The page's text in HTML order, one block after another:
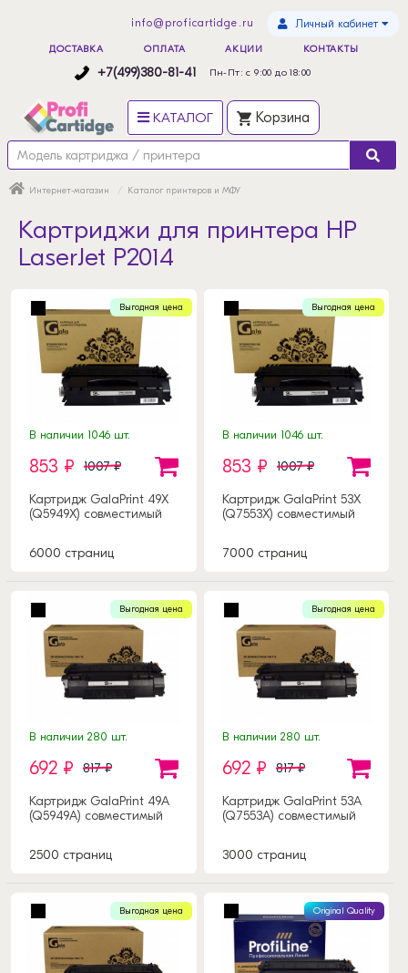
info@proficartidge.ru Личный кабинет
ДОСТАВКА ОПЛАТА АКЦИИ КОНТАКТЫ
+7(499)380-81-41 Пн-Пт: с 9:00 до 18:00
КАТАЛОГ Корзина
Интернет-магазин Каталог принтеров и МФУ
Картриджи для принтера HP
LaserJet P2014
Выгодная цена
В наличии 1046 шт.
853 ₽ 1007 ₽
Картридж GalaPrint 49X
(Q5949X) совместимый
6000 страниц
Выгодная цена
В наличии 1046 шт.
853 ₽ 1007 ₽
Картридж GalaPrint 53X
(Q7553X) совместимый
7000 страниц
Выгодная цена
В наличии 280 шт.
692 ₽ 817 ₽
Картридж GalaPrint 49A
(Q5949A) совместимый
2500 страниц
Выгодная цена
В наличии 280 шт.
692 ₽ 817 ₽
Картридж GalaPrint 53A
(Q7553A) совместимый
3000 страниц
Выгодная цена Original Quality